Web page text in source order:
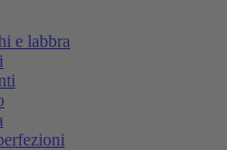
e labbra